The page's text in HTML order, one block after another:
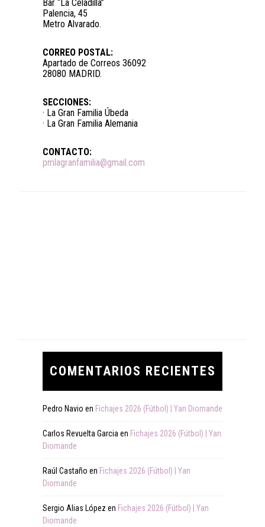
Bar “La Celadilla”
Palencia, 45
Metro Alvarado.
CORREO POSTAL:
Apartado de Correos 36092
28080 MADRID.
SECCIONES:
· La Gran Familia Úbeda
· La Gran Familia Alemania
CONTACTO:
pmlagranfamilia@gmail.com
COMENTARIOS RECIENTES
Pedro Navio en Fichajes 2026 (Fútbol) | Yan Diomande
Carlos Revuelta Garcia en Fichajes 2026 (Fútbol) | Yan
Diomande
Raúl Castaño en Fichajes 2026 (Fútbol) | Yan
Diomande
Sergio Alias López en Fichajes 2026 (Fútbol) | Yan
Diomande